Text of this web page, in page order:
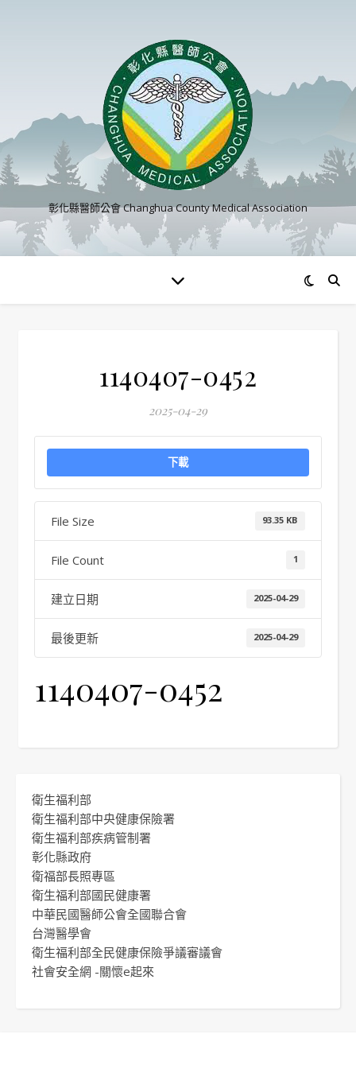
彰化縣醫師公會 Changhua County Medical Association
1140407-0452
2025-04-29
下載
File Size 93.35 KB
File Count 1
建立日期 2025-04-29
最後更新 2025-04-29
1140407-0452
衛生福利部
衛生福利部中央健康保險署
衛生福利部疾病管制署
彰化縣政府
衛福部長照專區
衛生福利部國民健康署
中華民國醫師公會全國聯合會
台灣醫學會
衛生福利部全民健康保險爭議審議會
社會安全網 -關懷e起來